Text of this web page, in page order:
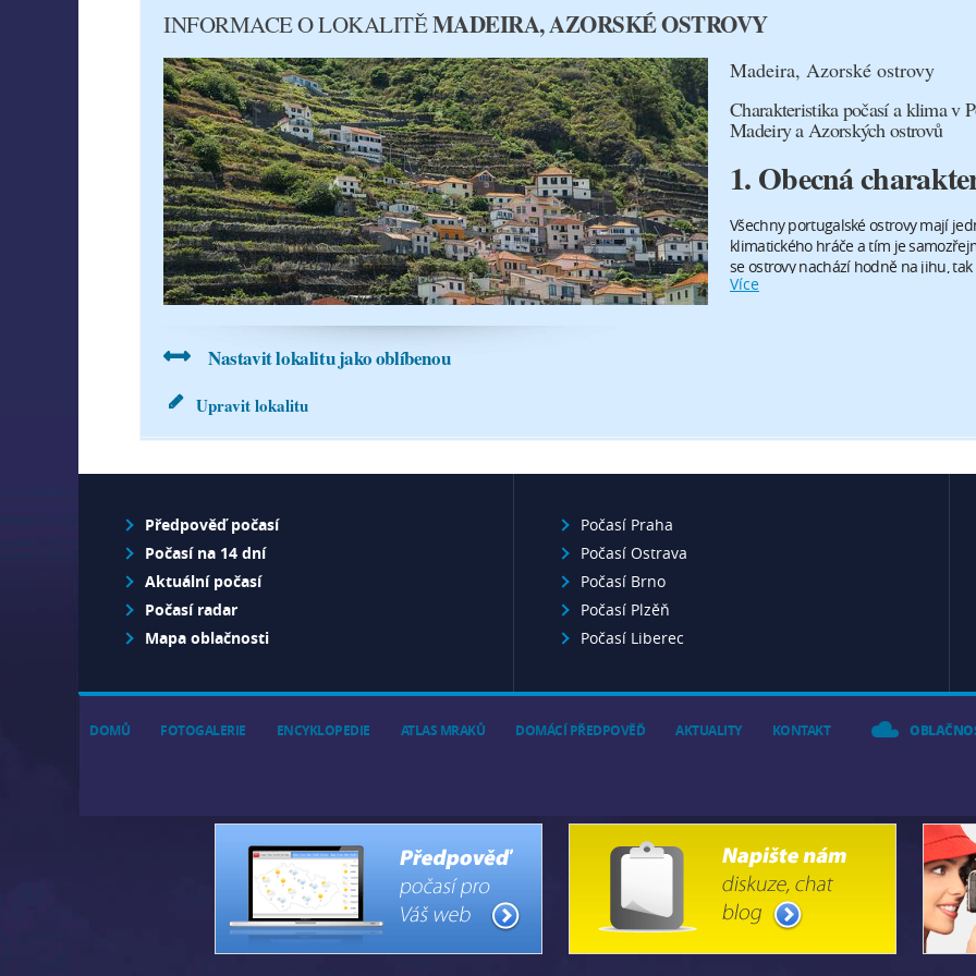
INFORMACE O LOKALITĚMADEIRA, AZORSKÉ OSTROVY
Madeira, Azorské ostrovy
Charakteristika počasí a klima v
Madeiry a Azorských ostrovů
1. Obecná
Všechny portugalské ostrovy mají
klimatického hráče a tím je
se ostrovy nachází hodně na jihu,
Atlantik se ani v létě moc nepřehřívá,
pohybuje mezi 13 až 14 °C. Noční
v zimě to však není počasí na
teplota dosahuje k příjemným 24 °C.
Madeira jsou ostrovy s velkým
podzimu do jara zde prší í více než
spíše přeháňky. Ráno je velmi často
vytvořila kupovitá oblačnost a přišly
Více
Nastavit lokalitu jako oblíbenou
Upravit lokalitu
Předpověď počasí
Počasí na 14 dní
Aktuální počasí
Počasí radar
Mapa oblačnosti
Počasí Praha
Počasí Ostrava
Počasí Brno
Počasí Plzěň
Počasí Liberec
DOMŮ FOTOGALERIE ENCYKLOPEDIE ATLAS MRAKŮ DOMÁCÍ PŘEDPOVĚĎ AKTUALITY KONTAKT